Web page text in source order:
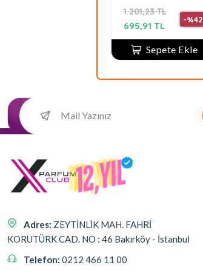
1.201,23 TL
-%42
695,91 TL
Sepete Ekle
Adres: ZEYTİNLİK MAH. FAHRİ
KORUTÜRK CAD. NO : 46 Bakırköy - İstanbul
Telefon: 0212 466 11 00